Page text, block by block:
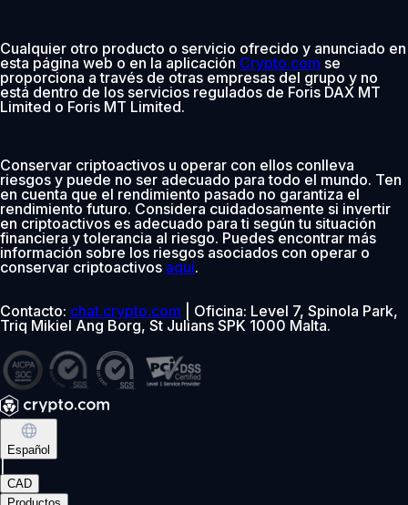
Cualquier otro producto o servicio ofrecido y anunciado en
esta página web o en la aplicación Crypto.com se
proporciona a través de otras empresas del grupo y no
está dentro de los servicios regulados de Foris DAX MT
Limited o Foris MT Limited.
Conservar criptoactivos u operar con ellos conlleva
riesgos y puede no ser adecuado para todo el mundo. Ten
en cuenta que el rendimiento pasado no garantiza el
rendimiento futuro. Considera cuidadosamente si invertir
en criptoactivos es adecuado para ti según tu situación
financiera y tolerancia al riesgo. Puedes encontrar más
información sobre los riesgos asociados con operar o
conservar criptoactivos aquí.
Contacto: chat.crypto.com | Oficina: Level 7, Spinola Park,
Triq Mikiel Ang Borg, St Julians SPK 1000 Malta.
Español
CAD